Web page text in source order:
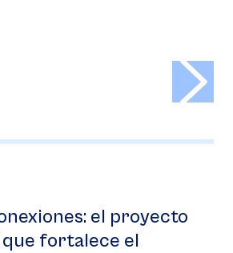
el proyecto
fortalece el